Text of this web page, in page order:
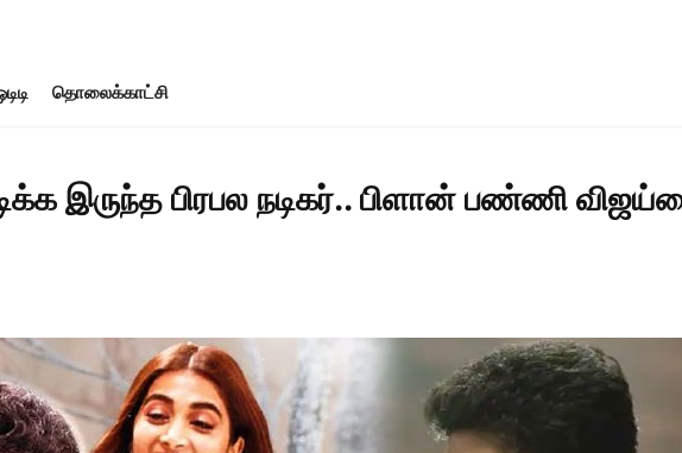
தொலைக்காட்சி
இருந்த பிரபல நடிகர்.. பிளான் பண்ணி